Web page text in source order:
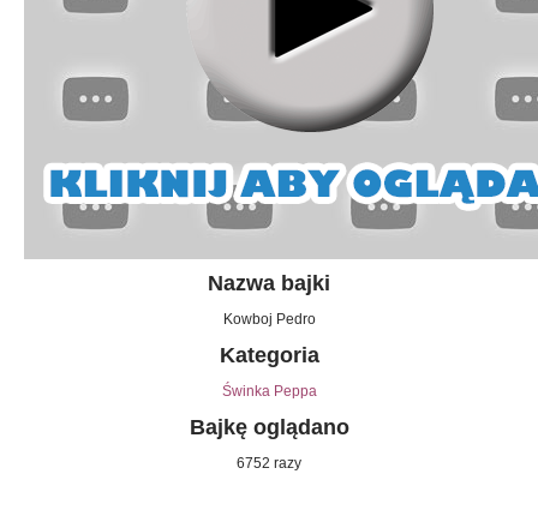
Nazwa bajki
Kowboj Pedro
Kategoria
Świnka Peppa
Bajkę oglądano
6752 razy